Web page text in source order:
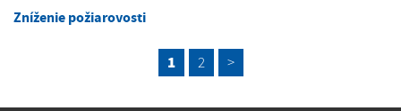
Zníženie požiarovosti
1 2 >